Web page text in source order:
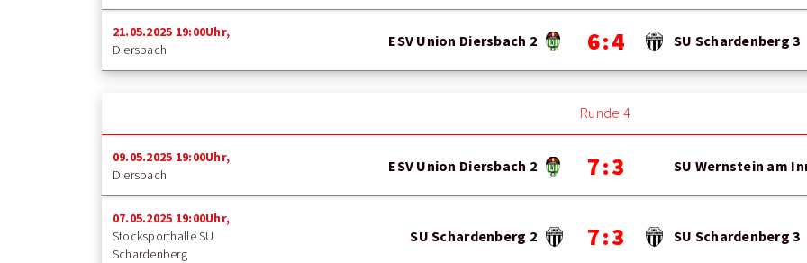
21.05.2025 19:00Uhr,
Diersbach ESV Union Diersbach 2 6 : 4 SU Schardenberg 3
Runde 4
09.05.2025 19:00Uhr,
Diersbach ESV Union Diersbach 2 7 : 3 SU Wernstein am
07.05.2025 19:00Uhr,
Stocksporthalle SU
Schardenberg
SU Schardenberg 2 7 : 3 SU Schardenberg 3